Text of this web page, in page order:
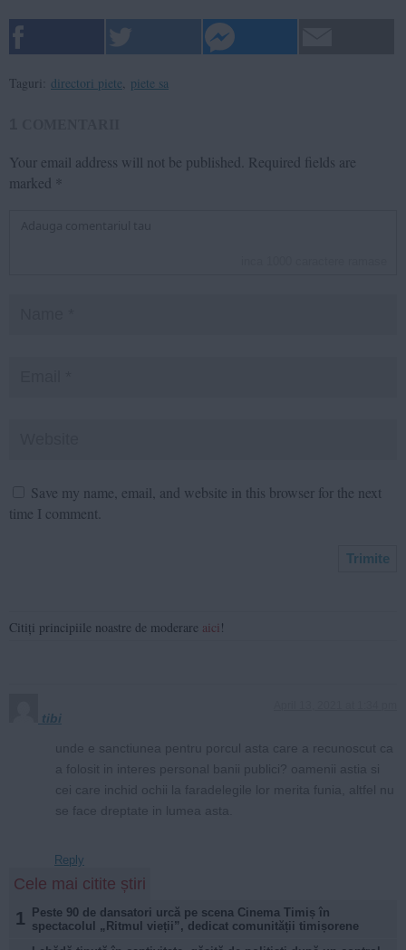
Taguri: directori piete piete sa
Your email address will not be published. Required fields are
marked *
Save my name, email, and website in this browser for the next
time I comment.
Citiți principiile noastre de moderare aici !
tibi
Reply
Cele mai citite știri
1
Peste 90 de dansatori urcă pe scena Cinema Timiș în
spectacolul „Ritmul vieții”, dedicat comunității timișorene